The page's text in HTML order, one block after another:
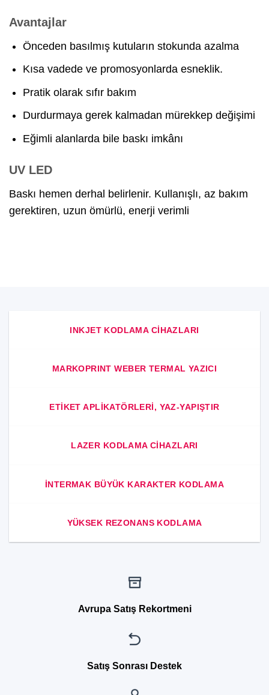
Avantajlar
Önceden basılmış kutuların stokunda azalma
Kısa vadede ve promosyonlarda esneklik.
Pratik olarak sıfır bakım
Durdurmaya gerek kalmadan mürekkep değişimi
Eğimli alanlarda bile baskı imkânı
UV LED
Baskı hemen derhal belirlenir. Kullanışlı, az bakım
gerektiren, uzun ömürlü, enerji verimli
INKJET KODLAMA CIHAZLARI
MARKOPRINT WEBER TERMAL YAZICI
ETIKET APLIKATÖRLERI, YAZ-YAPIŞTIR
LAZER KODLAMA CIHAZLARI
INTERMAK BÜYÜK KARAKTER KODLAMA
YÜKSEK REZONANS KODLAMA
Avrupa Satış Rekortmeni
Satış Sonrası Destek